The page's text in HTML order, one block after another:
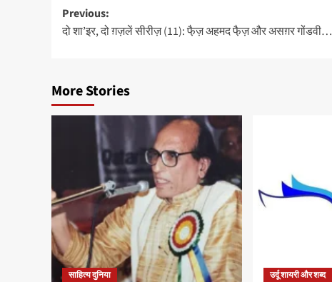
Post
navigation
Previous:
दो शा’इर, दो ग़ज़लें सीरीज़ (11): फै़ज़ अहमद फै़ज़ और असग़र गोंडवी…
More Stories
साहित्य दुनिया उर्दू शायरी और शब्द